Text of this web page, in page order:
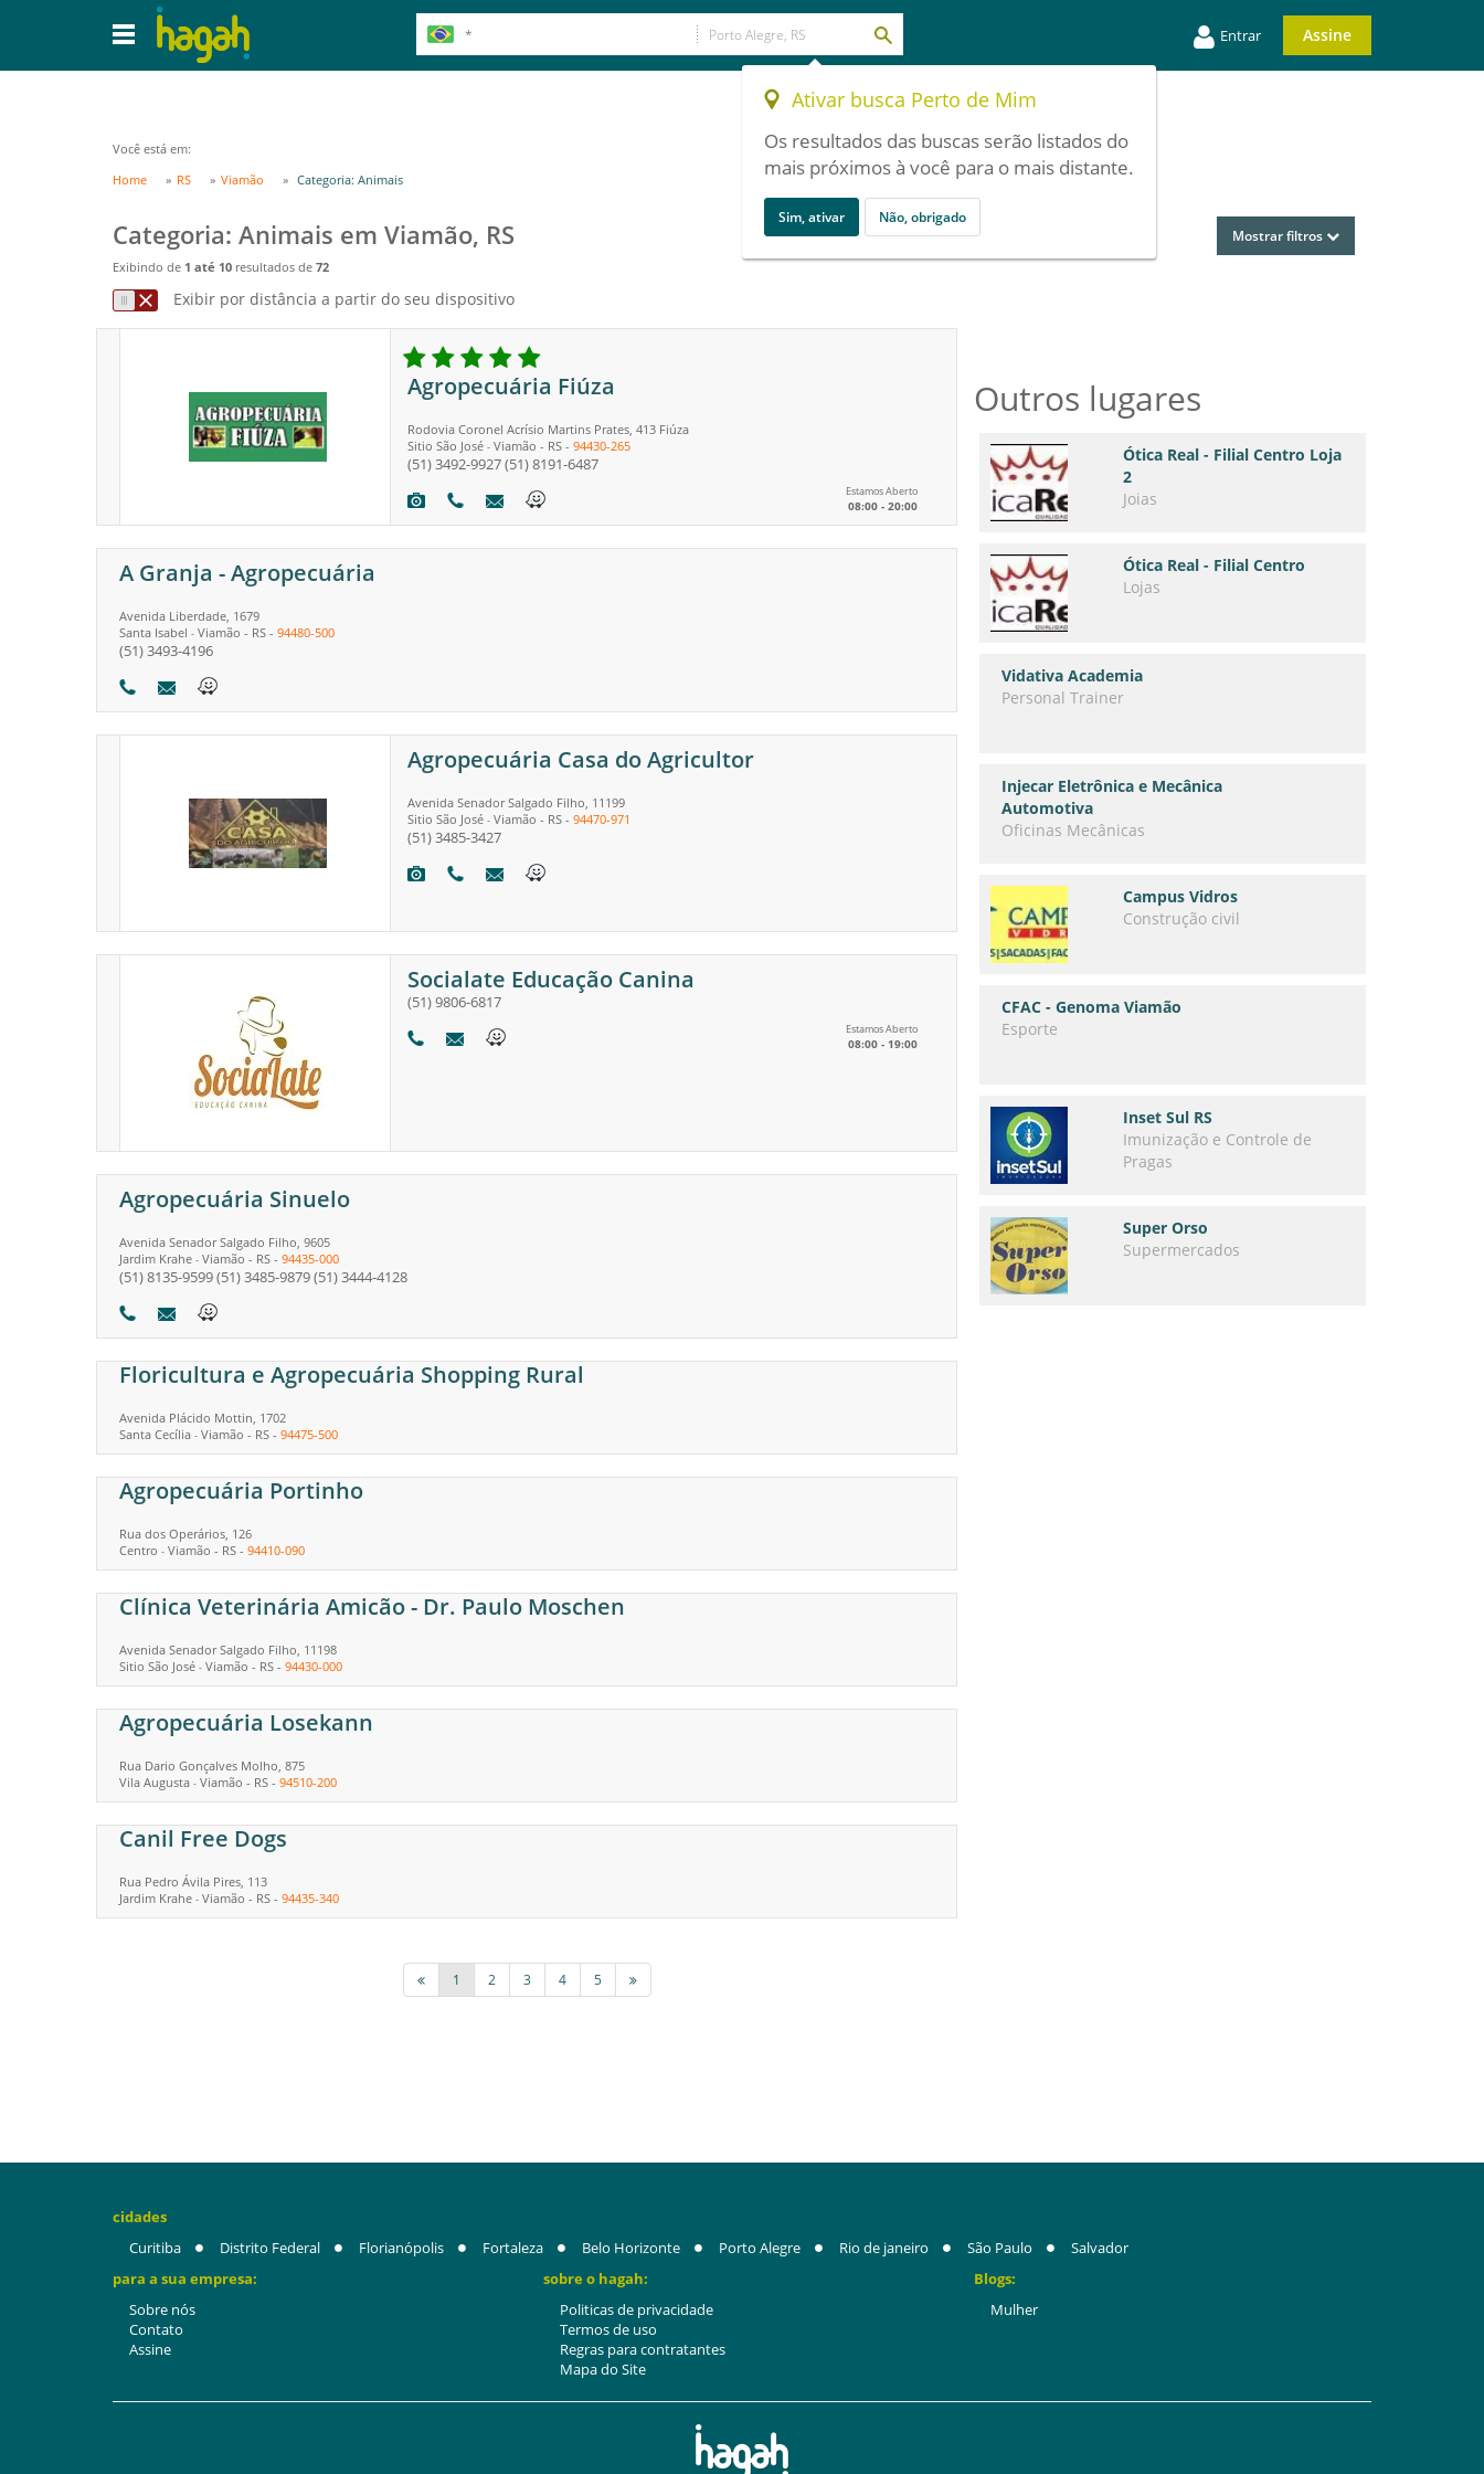
Entrar Assine
Ativar busca Perto de Mim
Os resultados das buscas serão listados do
mais próximos à você para o mais distante.
Sim, ativar Não, obrigado
Você está em:
Home
RS Viamão Categoria: Animais
Categoria: Animais em Viamão, RS
Exibindo de 1 até 10 resultados de 72
Mostrar filtros
Exibir por distância a partir do seu dispositivo
Agropecuária Fiúza
Rodovia Coronel Acrísio Martins Prates, 413 Fiúza
Sitio São José - Viamão - RS - 94430-265
(51) 3492-9927(51) 8191-6487
Estamos Aberto
08:00 - 20:00
A Granja - Agropecuária
Avenida Liberdade, 1679
Santa Isabel - Viamão - RS - 94480-500
(51) 3493-4196
Agropecuária Casa do Agricultor
Avenida Senador Salgado Filho, 11199
Sitio São José - Viamão - RS - 94470-971
(51) 3485-3427
Socialate Educação Canina
(51) 9806-6817
Estamos Aberto
08:00 - 19:00
Agropecuária Sinuelo
Avenida Senador Salgado Filho, 9605
Jardim Krahe - Viamão - RS - 94435-000
(51) 8135-9599(51) 3485-9879(51) 3444-4128
Floricultura e Agropecuária Shopping Rural
Avenida Plácido Mottin, 1702
Santa Cecília - Viamão - RS - 94475-500
Agropecuária Portinho
Rua dos Operários, 126
Centro - Viamão - RS - 94410-090
Clínica Veterinária Amicão - Dr. Paulo Moschen
Avenida Senador Salgado Filho, 11198
Sitio São José - Viamão - RS - 94430-000
Agropecuária Losekann
Rua Dario Gonçalves Molho, 875
Vila Augusta - Viamão - RS - 94510-200
Canil Free Dogs
Rua Pedro Ávila Pires, 113
Jardim Krahe - Viamão - RS - 94435-340
1 2 3 4 5
Outros lugares
Ótica Real - Filial Centro Loja
2
Joias
Ótica Real - Filial Centro
Lojas
Vidativa Academia
Personal Trainer
Injecar Eletrônica e Mecânica
Automotiva
Oficinas Mecânicas
Campus Vidros
Construção civil
CFAC - Genoma Viamão
Esporte
Inset Sul RS
Imunização e Controle de
Pragas
Super Orso
Supermercados
cidades
Curitiba
Distrito Federal Florianópolis Fortaleza Belo Horizonte Porto Alegre Rio de janeiro São Paulo
Salvador
para a sua empresa:
Sobre nós
Contato
Assine
sobre o hagah:
Politicas de privacidade
Termos de uso
Regras para contratantes
Mapa do Site
Blogs:
Mulher